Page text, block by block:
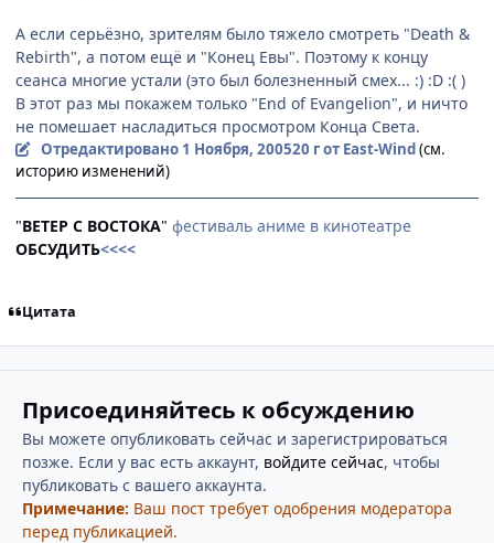
А если серьёзно, зрителям было тяжело смотреть "Death &
Rebirth", а потом ещё и "Конец Евы". Поэтому к концу
сеанса многие устали (это был болезненный смех... :) :D :( )
В этот раз мы покажем только "End of Evangelion", и ничто
не помешает насладиться просмотром Конца Света.
Отредактировано 1 Ноября, 200520 гот East-Wind(см.
историю изменений)
"ВЕТЕР С ВОСТОКА" фестиваль аниме в кинотеатре
ОБСУДИТЬ<<<<
Цитата
Присоединяйтесь к обсуждению
Вы можете опубликовать сейчас и зарегистрироваться
позже. Если у вас есть аккаунт, войдите сейчас, чтобы
публиковать с вашего аккаунта.
Примечание: Ваш пост требует одобрения модератора
перед публикацией.